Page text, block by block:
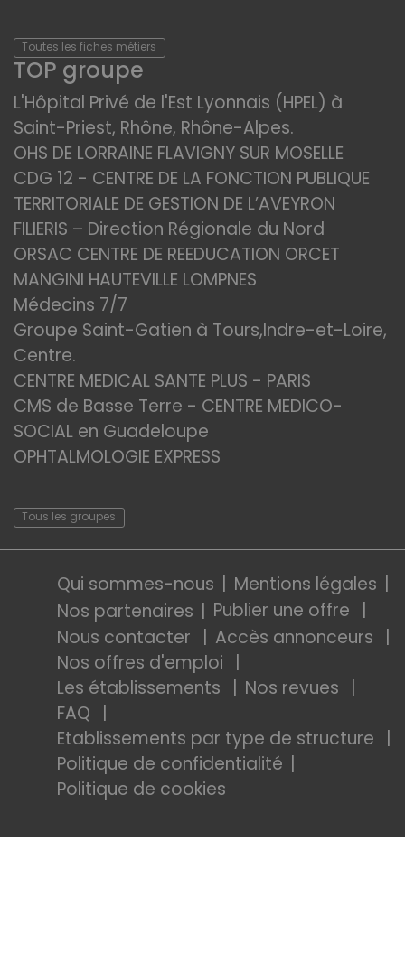
Toutes les fiches métiers
TOP groupe
L'Hôpital Privé de l'Est Lyonnais (HPEL) à
Saint-Priest, Rhône, Rhône-Alpes.
OHS DE LORRAINE FLAVIGNY SUR MOSELLE
CDG 12 - CENTRE DE LA FONCTION PUBLIQUE
TERRITORIALE DE GESTION DE L’AVEYRON
FILIERIS – Direction Régionale du Nord
ORSAC CENTRE DE REEDUCATION ORCET
MANGINI HAUTEVILLE LOMPNES
Médecins 7/7
Groupe Saint-Gatien à Tours,Indre-et-Loire,
Centre.
CENTRE MEDICAL SANTE PLUS - PARIS
CMS de Basse Terre - CENTRE MEDICO-
SOCIAL en Guadeloupe
OPHTALMOLOGIE EXPRESS
Tous les groupes
Qui sommes-nous
Mentions légales
Nos partenaires
Publier une offre
Nous contacter
Accès annonceurs
Nos offres d'emploi
Les établissements
Nos revues
FAQ
Etablissements par type de structure
Politique de confidentialité
Politique de cookies